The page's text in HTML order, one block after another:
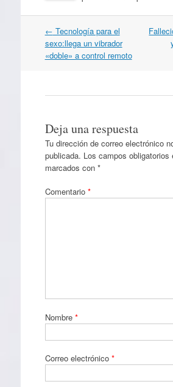
Navegación
por
artículos
← Tecnología para el
sexo:llega un vibrador
«doble» a control remoto
Deja una respuesta
Tu dirección de correo electrónico
publicada. Los campos obligatorios
marcados con *
Comentario *
Nombre *
Correo electrónico *